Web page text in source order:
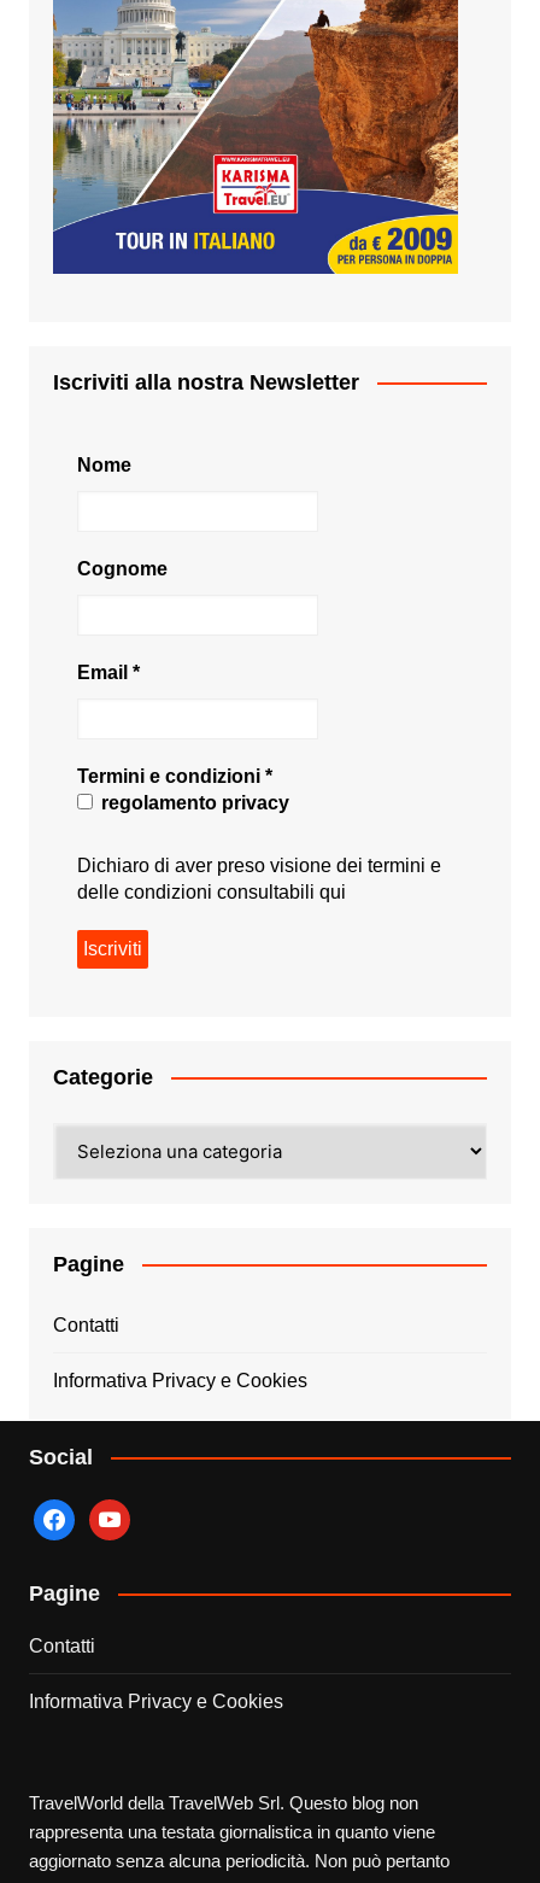
Iscriviti alla nostra Newsletter
Nome
Cognome
Email *
Termini e condizioni *
regolamento privacy
Dichiaro di aver preso visione dei termini e
delle condizioni consultabili qui
Categorie
Pagine
Contatti
Informativa Privacy e Cookies
Social
facebookyoutube
Pagine
Contatti
Informativa Privacy e Cookies
TravelWorld della TravelWeb Srl. Questo blog non
rappresenta una testata giornalistica in quanto viene
aggiornato senza alcuna periodicità. Non può pertanto